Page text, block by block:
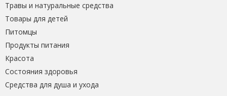
Травы и натуральные средства
Товары для детей
Питомцы
Продукты питания
Красота
Состояния здоровья
Средства для душа и ухода